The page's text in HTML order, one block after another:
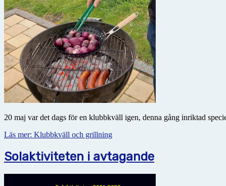
20 maj var det dags för en klubbkväll igen, denna gång inriktad
Läs mer: Klubbkväll och grillning
Solaktiviteten i avtagande